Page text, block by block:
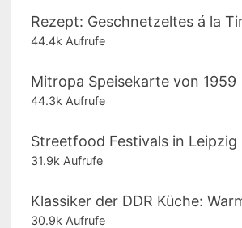
Rezept: Geschnetzeltes á la
44.4k Aufrufe
Mitropa Speisekarte von 1959
44.3k Aufrufe
Streetfood Festivals in Leipzig
31.9k Aufrufe
Klassiker der DDR Küche:
30.9k Aufrufe